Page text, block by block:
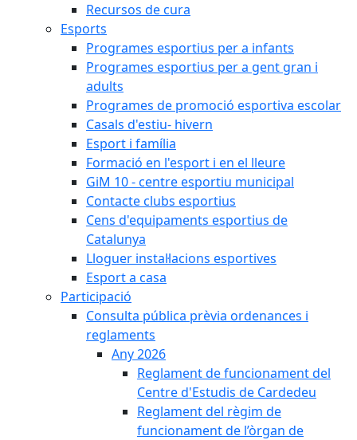
Recursos de cura
Esports
Programes esportius per a infants
Programes esportius per a gent gran i
adults
Programes de promoció esportiva escolar
Casals d'estiu- hivern
Esport i família
Formació en l'esport i en el lleure
GiM 10 - centre esportiu municipal
Contacte clubs esportius
Cens d'equipaments esportius de
Catalunya
Lloguer instal·lacions esportives
Esport a casa
Participació
Consulta pública prèvia ordenances i
reglaments
Any 2026
Reglament de funcionament del
Centre d'Estudis de Cardedeu
Reglament del règim de
funcionament de l’òrgan de